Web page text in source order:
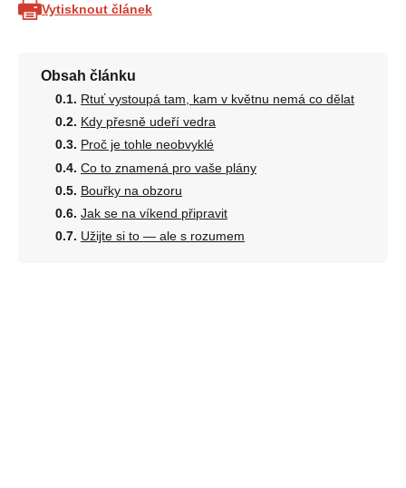
Vytisknout článek
Obsah článku
Rtuť vystoupá tam, kam v květnu nemá co dělat
Kdy přesně udeří vedra
Proč je tohle neobvyklé
Co to znamená pro vaše plány
Bouřky na obzoru
Jak se na víkend připravit
Užijte si to — ale s rozumem